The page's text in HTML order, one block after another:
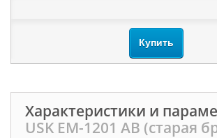
Купить
Характеристики и
USK EM-1201 AB (старая